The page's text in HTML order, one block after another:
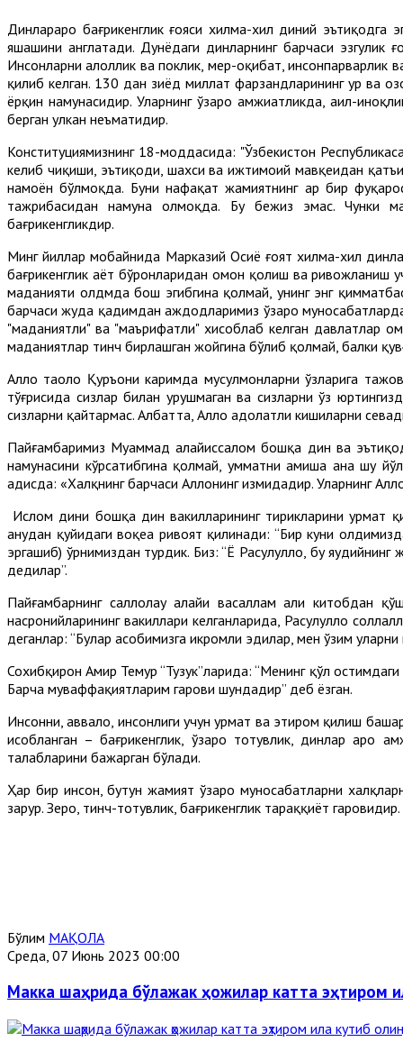
Динлараро бағрикенглик ғояси хилма-хил диний эътиқодга
яшашини англатади. Дунёдаги динларнинг барчаси эзгулик
Инсонларни ҳалоллик ва поклик, меҳр-оқибат,
қилиб келган. 130 дан зиёд миллат фарзандларининг ҳур ва
ёрқин намунасидир. Уларнинг ўзаро ҳамжиҳатликда, аҳил-
берган улкан неъматидир.
Конституциямизнинг 18-моддасида: "Ўзбекистон
келиб чиқиши, эътиқоди, шахси ва ижтимоий мавқеидан
намоён бўлмоқда. Буни нафақат жамиятнинг ҳар бир
тажрибасидан намуна олмоқда. Бу бежиз эмас. Чунки
бағрикенгликдир.
Минг йиллар мобайнида Марказий Осиё ғоят хилма-хил
бағрикенглик ҳаёт бўронларидан омон қолиш ва ривожланиш
маданияти олдмда бош эгибгина қолмай, унинг энг
барчаси жуда қадимдан аждодларимиз ўзаро
"маданиятли" ва "маърифатли" хисоблаб келган давлатлар
маданиятлар тинч бирлашган жойгина бўлиб қолмай, балки
Аллоҳ таоло Қуръони каримда мусулмонларни ўзларига
тўғрисида сизлар билан урушмаган ва сизларни ўз
сизларни қайтармас. Албатта, Аллоҳ адолатли кишиларни
Пайғамбаримиз Муҳаммад алайҳиссалом бошқа дин ва
намунасини кўрсатибгина қолмай, умматни ҳамиша ана шу
ҳадисда: «Халқнинг барчаси Аллоҳнинг измидадир. Уларнинг
Ислом дини бошқа дин вакилларининг тирикларини ҳурмат
анҳудан қуйидаги воқеа ривоят қилинади: “Бир куни
эргашиб) ўрнимиздан турдик. Биз: “Ё Расулуллоҳ, бу
дедилар”.
Пайғамбарнинг саллолаҳу алайҳи васаллам аҳли
насронийларининг вакиллари келганларида, Расулуллоҳ
деганлар: “Булар асҳобимизга икромли эдилар, мен ўзим
Сохибқирон Амир Темур “Тузук”ларида: “Менинг қўл
Барча муваффақиятларим гарови шундадир” деб ёзган.
Инсонни, аввало, инсонлиги учун ҳурмат ва эҳтиром қилиш
ҳисобланган – бағрикенглик, ўзаро тотувлик, динлар аро
талабларини бажарган бўлади.
Ҳар бир инсон, бутун жамият ўзаро муносабатларни
зарур. Зеро, тинч-тотувлик, бағрикенглик тараққиёт гаровидир.
Бўлим МАҚОЛА
Среда, 07 Июнь 2023 00:00
Макка шаҳрида бўлажак ҳожилар катта эҳтиром